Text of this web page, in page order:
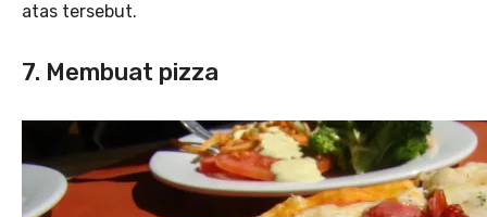
atas tersebut.
7. Membuat pizza